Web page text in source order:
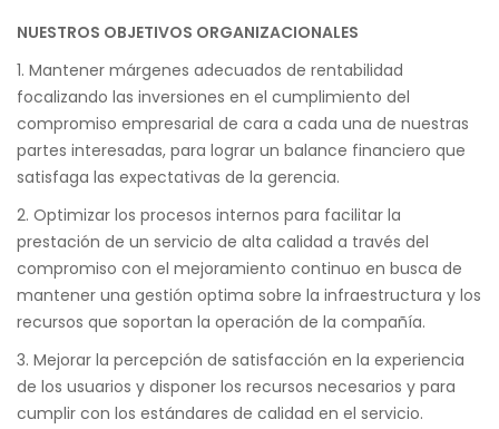
NUESTROS OBJETIVOS ORGANIZACIONALES
1. Mantener márgenes adecuados de rentabilidad
focalizando las inversiones en el cumplimiento del
compromiso empresarial de cara a cada una de nuestras
partes interesadas, para lograr un balance financiero que
satisfaga las expectativas de la gerencia.
2. Optimizar los procesos internos para facilitar la
prestación de un servicio de alta calidad a través del
compromiso con el mejoramiento continuo en busca de
mantener una gestión optima sobre la infraestructura y los
recursos que soportan la operación de la compañía.
3. Mejorar la percepción de satisfacción en la experiencia
de los usuarios y disponer los recursos necesarios y para
cumplir con los estándares de calidad en el servicio.